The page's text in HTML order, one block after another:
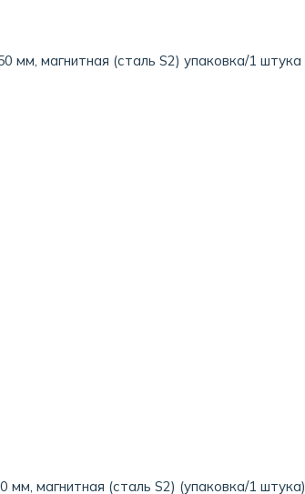
мм, магнитная (сталь S2) упаковка/1 штука
магнитная (сталь S2) (упаковка/1 штука)